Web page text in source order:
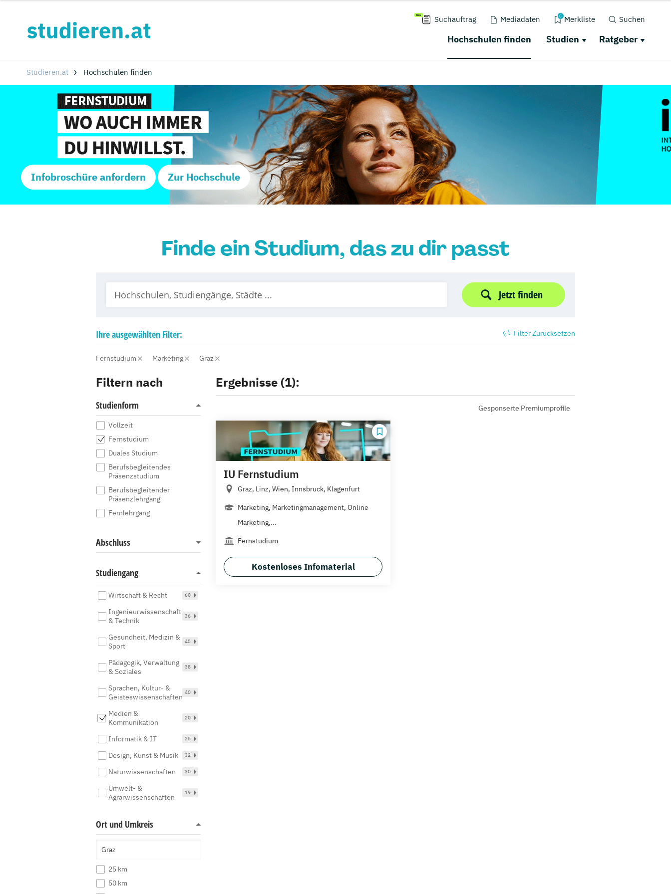
Suchauftrag Mediadaten 0 Merkliste Suchen
Hochschulen finden Studien Ratgeber
Studieren.at Hochschulen finden
Infobroschüre anfordern Zur Hochschule
Finde ein Studium, das zu dir passt
Jetzt finden
Ihreausgewählten Filter: Filter Zurücksetzen
Fernstudium Marketing Graz
Filtern nach
Studienform
Vollzeit
Fernstudium
Duales Studium
Berufsbegleitendes
Präsenzstudium
Berufsbegleitender
Präsenzlehrgang
Fernlehrgang
Abschluss
Studiengang
Wirtschaft & Recht 60
Ingenieurwissenschaft
& Technik
36
Gesundheit, Medizin &
Sport
45
Pädagogik, Verwaltung
& Soziales
38
Sprachen, Kultur- &
Geisteswissenschaften
40
Medien &
Kommunikation
20
Informatik & IT 25
Design, Kunst & Musik 32
Naturwissenschaften 30
Umwelt- &
Agrarwissenschaften
19
Ort und Umkreis
25 km
50 km
Ergebnisse (1):
Gesponserte Premiumprofile
IU Fernstudium
Graz, Linz, Wien, Innsbruck, Klagenfurt
Marketing, Marketingmanagement, Online
Marketing,...
Fernstudium
Kostenloses Infomaterial